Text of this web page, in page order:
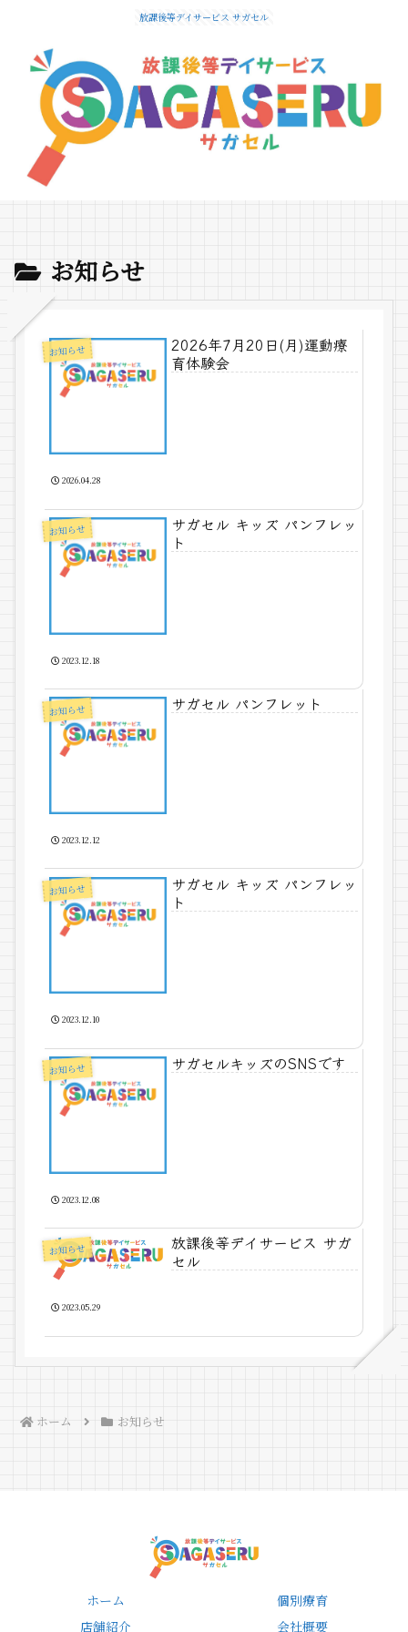
放課後等デイサービス サガセル
お知らせ
お知らせ
2026年7月20日(月)運動療
育体験会
2026.04.28
お知らせ
サガセル キッズ パンフレッ
ト
2023.12.18
お知らせ サガセル パンフレット
2023.12.12
お知らせ
サガセル キッズ パンフレッ
ト
2023.12.10
お知らせ サガセルキッズのSNSです
2023.12.08
お知らせ
放課後等デイサービス サガ
セル
2023.05.29
ホーム お知らせ
ホーム
個別療育
店舗紹介
会社概要